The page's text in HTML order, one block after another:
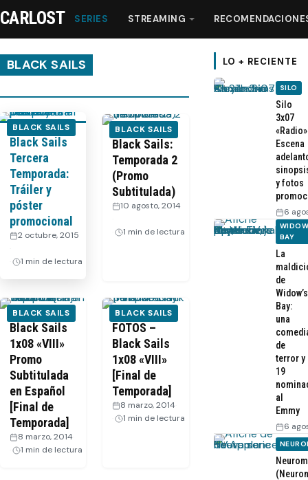
Streaming
Recomendaciones
Videos
Webisodios
CARLOST SERIES STREAMING
BLACK SAILS
BLACK SAILS
Black Sails
Tercera
Temporada:
Tráiler y
póster
promocional
2 octubre, 2015
1 min de lectura
BLACK SAILS
Black Sails:
Temporada 2
(Promo
Subtitulada)
10 agosto, 2014
1 min de lectura
BLACK SAILS
Black Sails
1x08 «VIII»
Promo
Subtitulada
en Español
[Final de
Temporada]
8 marzo, 2014
1 min de lectura
BLACK SAILS
FOTOS –
Black Sails
1x08 «VIII»
[Final de
Temporada]
8 marzo, 2014
1 min de lectura
LO + RECIENTE
SILO
Silo
3x07
Escena
y fotos
6
BAY
La
de
Widow’s
Bay:
una
de
terror y
19
al
Emmy
6